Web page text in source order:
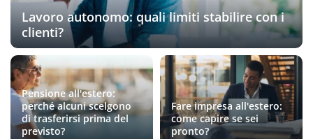
Lavoro autonomo: quali limiti stabilire con i
clienti?
Pensione all'estero:
perché alcuni scelgono
di trasferirsi prima del
previsto?
Fare impresa all'estero:
come capire se sei
pronto?